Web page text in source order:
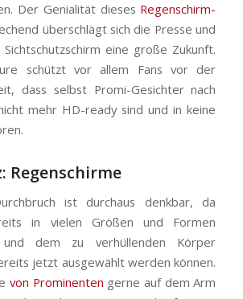
Der Genialität dieses Regenschirm-
überschlägt sich die Presse und
eine große Zukunft.
schützt vor allem Fans vor der
dass selbst Promi-Gesichter nach
mehr HD-ready sind und in keine
Regenschirme
ist durchaus denkbar, da
in vielen Größen und Formen
und dem zu verhüllenden Körper
jetzt ausgewählt werden können.
von Prominenten gerne auf dem Arm